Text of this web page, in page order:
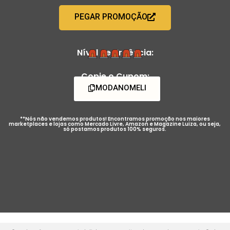
PEGAR PROMOÇÃO
Nível de Urgência:
Copie o Cupom:
MODANOMELI
**Nós não vendemos produtos! Encontramos promoção nos maiores
marketplaces e lojas como Mercado Livre, Amazon e Magazine Luiza, ou seja,
só postamos produtos 100% seguros.